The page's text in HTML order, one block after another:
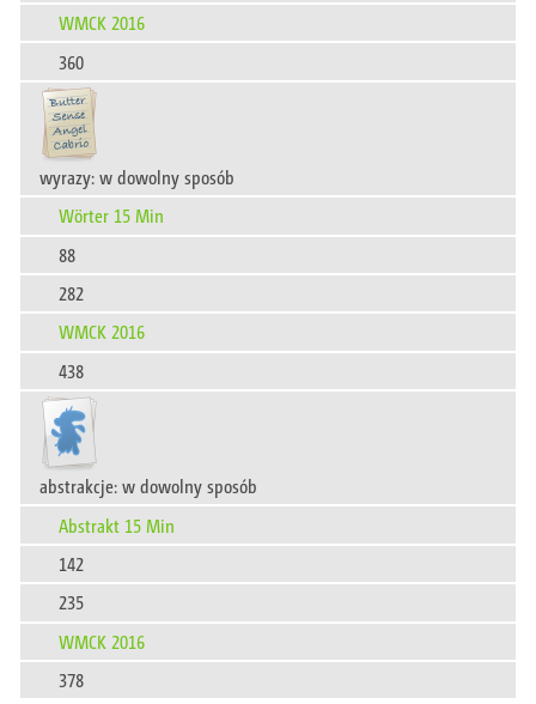
WMCK 2016
360
wyrazy: w dowolny sposób
Wörter 15 Min
88
282
WMCK 2016
438
abstrakcje: w dowolny sposób
Abstrakt 15 Min
142
235
WMCK 2016
378